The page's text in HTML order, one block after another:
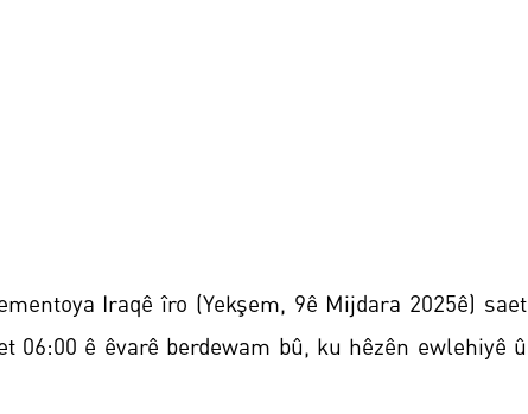
Iraqê îro (Yekşem, 9ê Mijdara 2025ê) saet
ê êvarê berdewam bû, ku hêzên ewlehiyê û